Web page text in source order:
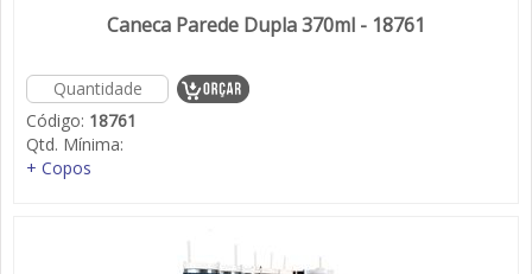
Caneca Parede Dupla 370ml - 18761
Código: 18761
Qtd. Mínima:
+ Copos